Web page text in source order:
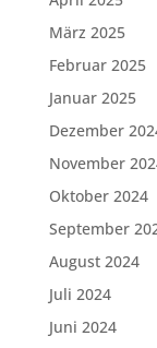
März 2025
Februar 2025
Januar 2025
Dezember
November
Oktober 2024
September
August 2024
Juli 2024
Juni 2024